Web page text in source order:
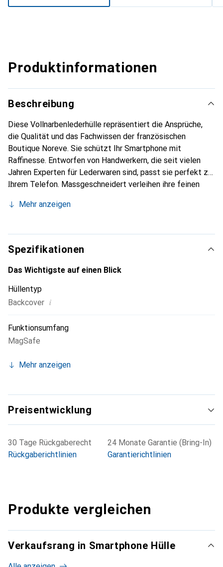
Produktinformationen
Beschreibung
Diese Vollnarbenlederhülle repräsentiert die Ansprüche,
die Qualität und das Fachwissen der französischen
Boutique Noreve. Sie schützt Ihr Smartphone mit
Raffinesse. Entworfen von Handwerkern, die seit vielen
Jahren Experten für Lederwaren sind, passt sie perfekt zu
Ihrem Telefon. Massgeschneidert verleihen ihre feinen
und unverzichtbaren Accessoire für Ihr Smartphone.
die Marke Noreve eine sichere Wahl für eine
anspruchsvolle Kundschaft.
Mehr anzeigen
Spezifikationen
Das Wichtigste auf einen Blick
Hüllentyp
Backcover i
Funktionsumfang
MagSafe
Mehr anzeigen
Preisentwicklung
30 Tage Rückgaberecht
Rückgaberichtlinien
24 Monate Garantie (Bring-In)
Garantierichtlinien
Produkte vergleichen
Verkaufsrang in Smartphone Hülle